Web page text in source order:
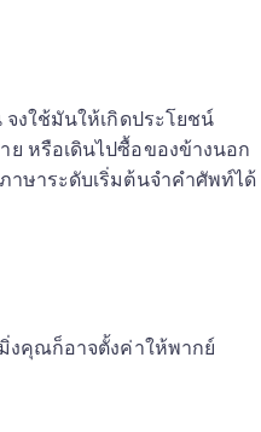
งใช้มันให้เกิดประโยชน์
หรือเดินไปซื้อของข้างนอก
าษาระดับเริ่มต้นจำคำศัพท์ได้
งคุณก็อาจตั้งค่าให้พากย์